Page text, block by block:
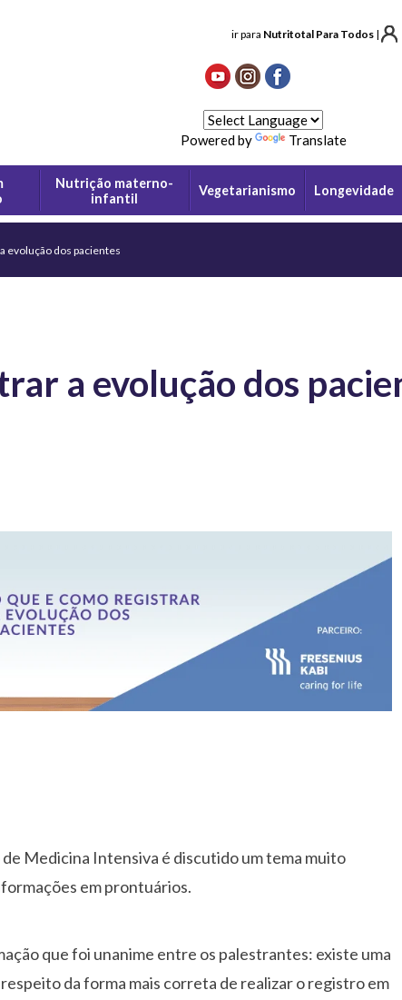
Powered by Translate
ir para Nutritotal Para Todos |
Nutrição materno-
infantil
Vegetarianismo Longevidade
evolução dos pacientes
a evolução dos
Medicina Intensiva é discutido um tema muito
em prontuários.
que foi unanime entre os palestrantes: existe uma
da forma mais correta de realizar o registro em